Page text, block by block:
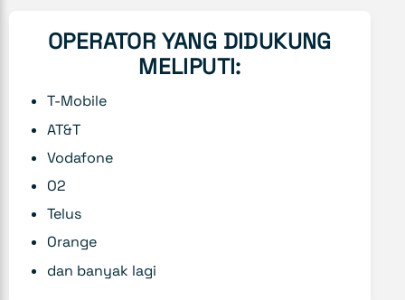
OPERATOR YANG DIDUKUNG
MELIPUTI:
T-Mobile
AT&T
Vodafone
O2
Telus
Orange
dan banyak lagi